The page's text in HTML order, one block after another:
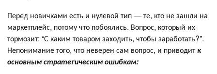
Перед новичками есть и нулевой тип — те, кто не зашли на
маркетплейс, потому что побоялись. Вопрос, который их
тормозит: “С каким товаром заходить, чтобы заработать?”.
Непонимание того, что неверен сам вопрос, и приводитк
основным стратегическим ошибкам: